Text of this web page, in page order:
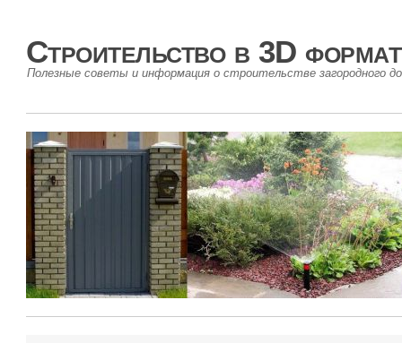
Строительство в 3D
Полезные советы и информация о строительстве загородного